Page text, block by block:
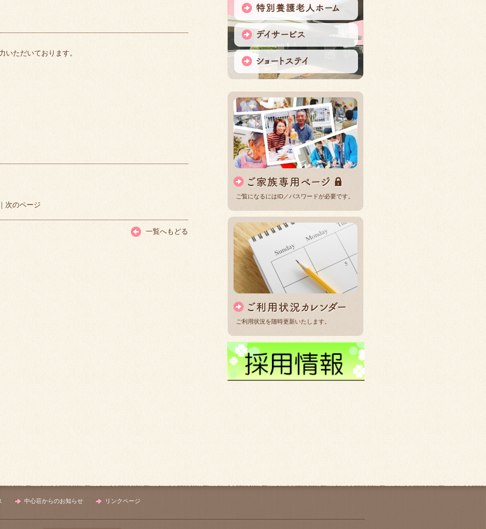
いただいております。
次のページ
一覧へもどる
ご覧になるにはID／パスワードが必要です。
ご利用状況を随時更新いたします。
中心荘からのお知らせ リンクページ